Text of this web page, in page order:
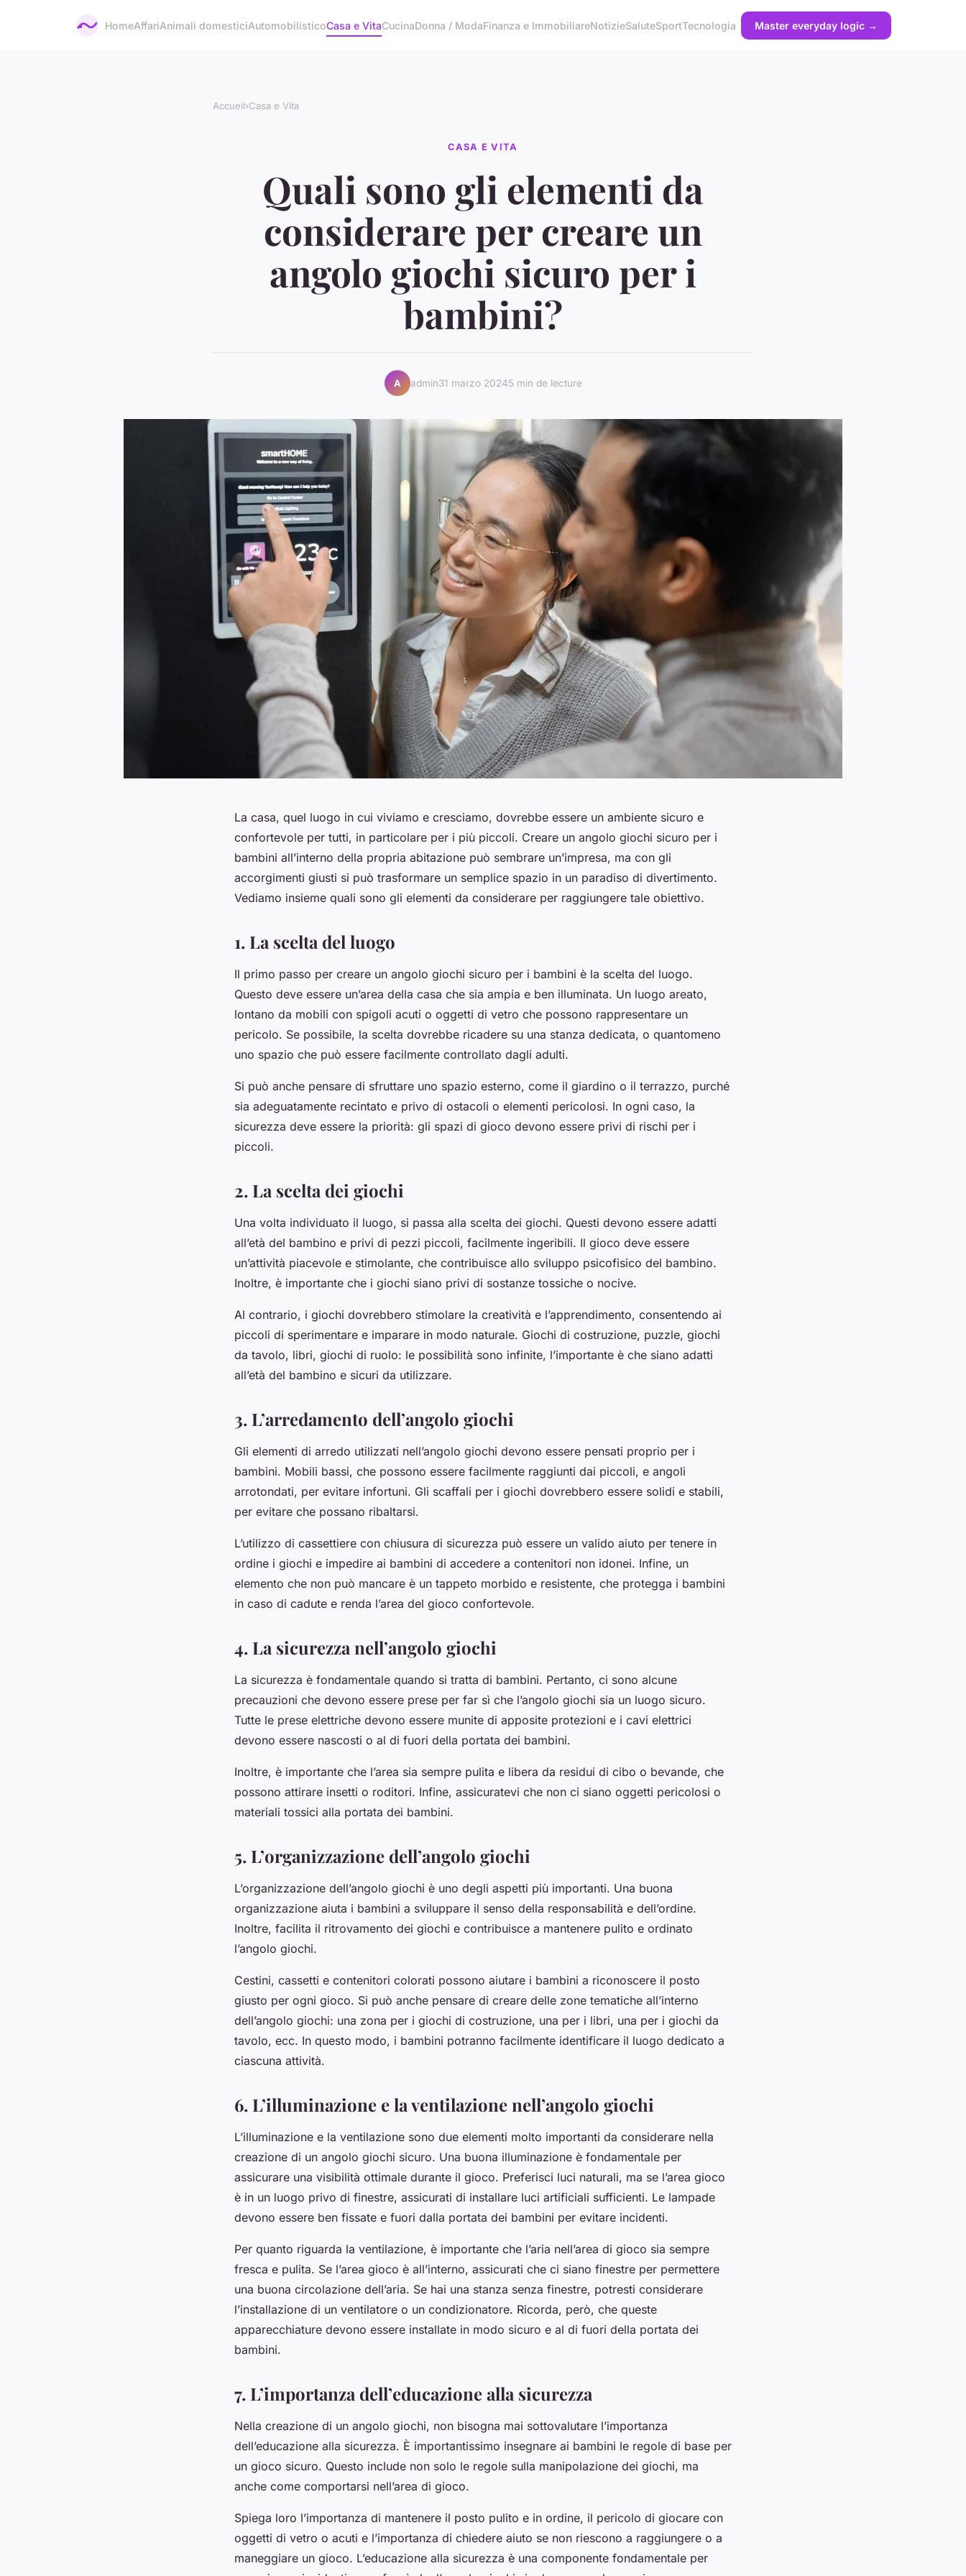
HomeAffariAnimali domesticiAutomobilisticoCasa e VitaCucinaDonna / ModaFinanza e ImmobiliareNotizieSaluteSportTecnologia Master everyday logic →
Accueil›Casa e Vita
CASA E VITA
Quali sono gli elementi da
considerare per creare un
angolo giochi sicuro per i
bambini?
A admin31 marzo 20245 min de lecture
La casa, quel luogo in cui viviamo e cresciamo, dovrebbe essere un ambiente sicuro e
confortevole per tutti, in particolare per i più piccoli. Creare un angolo giochi sicuro per i
bambini all’interno della propria abitazione può sembrare un’impresa, ma con gli
accorgimenti giusti si può trasformare un semplice spazio in un paradiso di divertimento.
Vediamo insieme quali sono gli elementi da considerare per raggiungere tale obiettivo.
1. La scelta del luogo
Il primo passo per creare un angolo giochi sicuro per i bambini è la scelta del luogo.
Questo deve essere un’area della casa che sia ampia e ben illuminata. Un luogo areato,
lontano da mobili con spigoli acuti o oggetti di vetro che possono rappresentare un
pericolo. Se possibile, la scelta dovrebbe ricadere su una stanza dedicata, o quantomeno
uno spazio che può essere facilmente controllato dagli adulti.
Si può anche pensare di sfruttare uno spazio esterno, come il giardino o il terrazzo, purché
sia adeguatamente recintato e privo di ostacoli o elementi pericolosi. In ogni caso, la
sicurezza deve essere la priorità: gli spazi di gioco devono essere privi di rischi per i
piccoli.
2. La scelta dei giochi
Una volta individuato il luogo, si passa alla scelta dei giochi. Questi devono essere adatti
all’età del bambino e privi di pezzi piccoli, facilmente ingeribili. Il gioco deve essere
un’attività piacevole e stimolante, che contribuisce allo sviluppo psicofisico del bambino.
Inoltre, è importante che i giochi siano privi di sostanze tossiche o nocive.
Al contrario, i giochi dovrebbero stimolare la creatività e l’apprendimento, consentendo ai
piccoli di sperimentare e imparare in modo naturale. Giochi di costruzione, puzzle, giochi
da tavolo, libri, giochi di ruolo: le possibilità sono infinite, l’importante è che siano adatti
all’età del bambino e sicuri da utilizzare.
3. L’arredamento dell’angolo giochi
Gli elementi di arredo utilizzati nell’angolo giochi devono essere pensati proprio per i
bambini. Mobili bassi, che possono essere facilmente raggiunti dai piccoli, e angoli
arrotondati, per evitare infortuni. Gli scaffali per i giochi dovrebbero essere solidi e stabili,
per evitare che possano ribaltarsi.
L’utilizzo di cassettiere con chiusura di sicurezza può essere un valido aiuto per tenere in
ordine i giochi e impedire ai bambini di accedere a contenitori non idonei. Infine, un
elemento che non può mancare è un tappeto morbido e resistente, che protegga i bambini
in caso di cadute e renda l’area del gioco confortevole.
4. La sicurezza nell’angolo giochi
La sicurezza è fondamentale quando si tratta di bambini. Pertanto, ci sono alcune
precauzioni che devono essere prese per far sì che l’angolo giochi sia un luogo sicuro.
Tutte le prese elettriche devono essere munite di apposite protezioni e i cavi elettrici
devono essere nascosti o al di fuori della portata dei bambini.
Inoltre, è importante che l’area sia sempre pulita e libera da residui di cibo o bevande, che
possono attirare insetti o roditori. Infine, assicuratevi che non ci siano oggetti pericolosi o
materiali tossici alla portata dei bambini.
5. L’organizzazione dell’angolo giochi
L’organizzazione dell’angolo giochi è uno degli aspetti più importanti. Una buona
organizzazione aiuta i bambini a sviluppare il senso della responsabilità e dell’ordine.
Inoltre, facilita il ritrovamento dei giochi e contribuisce a mantenere pulito e ordinato
l’angolo giochi.
Cestini, cassetti e contenitori colorati possono aiutare i bambini a riconoscere il posto
giusto per ogni gioco. Si può anche pensare di creare delle zone tematiche all’interno
dell’angolo giochi: una zona per i giochi di costruzione, una per i libri, una per i giochi da
tavolo, ecc. In questo modo, i bambini potranno facilmente identificare il luogo dedicato a
ciascuna attività.
6. L’illuminazione e la ventilazione nell’angolo giochi
L’illuminazione e la ventilazione sono due elementi molto importanti da considerare nella
creazione di un angolo giochi sicuro. Una buona illuminazione è fondamentale per
assicurare una visibilità ottimale durante il gioco. Preferisci luci naturali, ma se l’area gioco
è in un luogo privo di finestre, assicurati di installare luci artificiali sufficienti. Le lampade
devono essere ben fissate e fuori dalla portata dei bambini per evitare incidenti.
Per quanto riguarda la ventilazione, è importante che l’aria nell’area di gioco sia sempre
fresca e pulita. Se l’area gioco è all’interno, assicurati che ci siano finestre per permettere
una buona circolazione dell’aria. Se hai una stanza senza finestre, potresti considerare
l’installazione di un ventilatore o un condizionatore. Ricorda, però, che queste
apparecchiature devono essere installate in modo sicuro e al di fuori della portata dei
bambini.
7. L’importanza dell’educazione alla sicurezza
Nella creazione di un angolo giochi, non bisogna mai sottovalutare l’importanza
dell’educazione alla sicurezza. È importantissimo insegnare ai bambini le regole di base per
un gioco sicuro. Questo include non solo le regole sulla manipolazione dei giochi, ma
anche come comportarsi nell’area di gioco.
Spiega loro l’importanza di mantenere il posto pulito e in ordine, il pericolo di giocare con
oggetti di vetro o acuti e l’importanza di chiedere aiuto se non riescono a raggiungere o a
maneggiare un gioco. L’educazione alla sicurezza è una componente fondamentale per